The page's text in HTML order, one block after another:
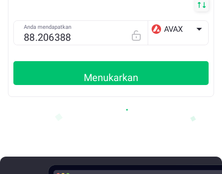
Anda mendapatkan AVAX
Menukarkan